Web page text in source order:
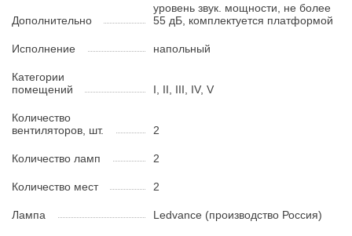
Дополнительно
уровень звук. мощности, не более
55 дБ, комплектуется платформой
Исполнение напольный
Категории
помещений
I, II, III, IV, V
Количество
вентиляторов, шт.
2
Количество ламп 2
Количество мест 2
Лампа Ledvance (производство Россия)